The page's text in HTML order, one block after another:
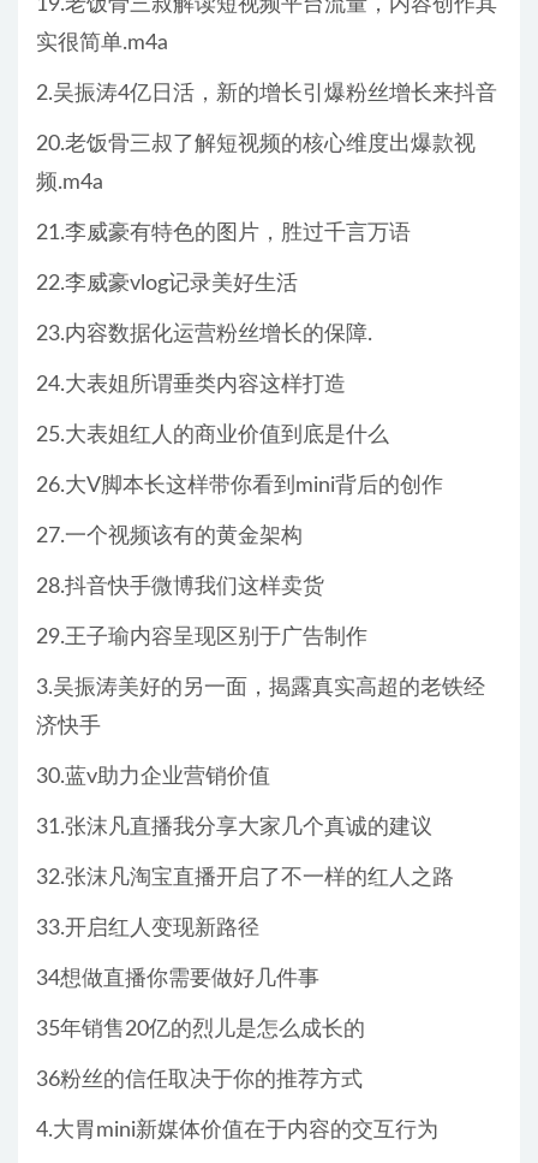
19.老饭骨三叔解读短视频平台流量，内容创作其
实很简单.m4a
2.吴振涛4亿日活，新的增长引爆粉丝增长来抖音
20.老饭骨三叔了解短视频的核心维度出爆款视
频.m4a
21.李威豪有特色的图片，胜过千言万语
22.李威豪vlog记录美好生活
23.内容数据化运营粉丝增长的保障.
24.大表姐所谓垂类内容这样打造
25.大表姐红人的商业价值到底是什么
26.大V脚本长这样带你看到mini背后的创作
27.一个视频该有的黄金架构
28.抖音快手微博我们这样卖货
29.王子瑜内容呈现区别于广告制作
3.吴振涛美好的另一面，揭露真实高超的老铁经
济快手
30.蓝v助力企业营销价值
31.张沫凡直播我分享大家几个真诚的建议
32.张沫凡淘宝直播开启了不一样的红人之路
33.开启红人变现新路径
34想做直播你需要做好几件事
35年销售20亿的烈儿是怎么成长的
36粉丝的信任取决于你的推荐方式
4.大胃mini新媒体价值在于内容的交互行为